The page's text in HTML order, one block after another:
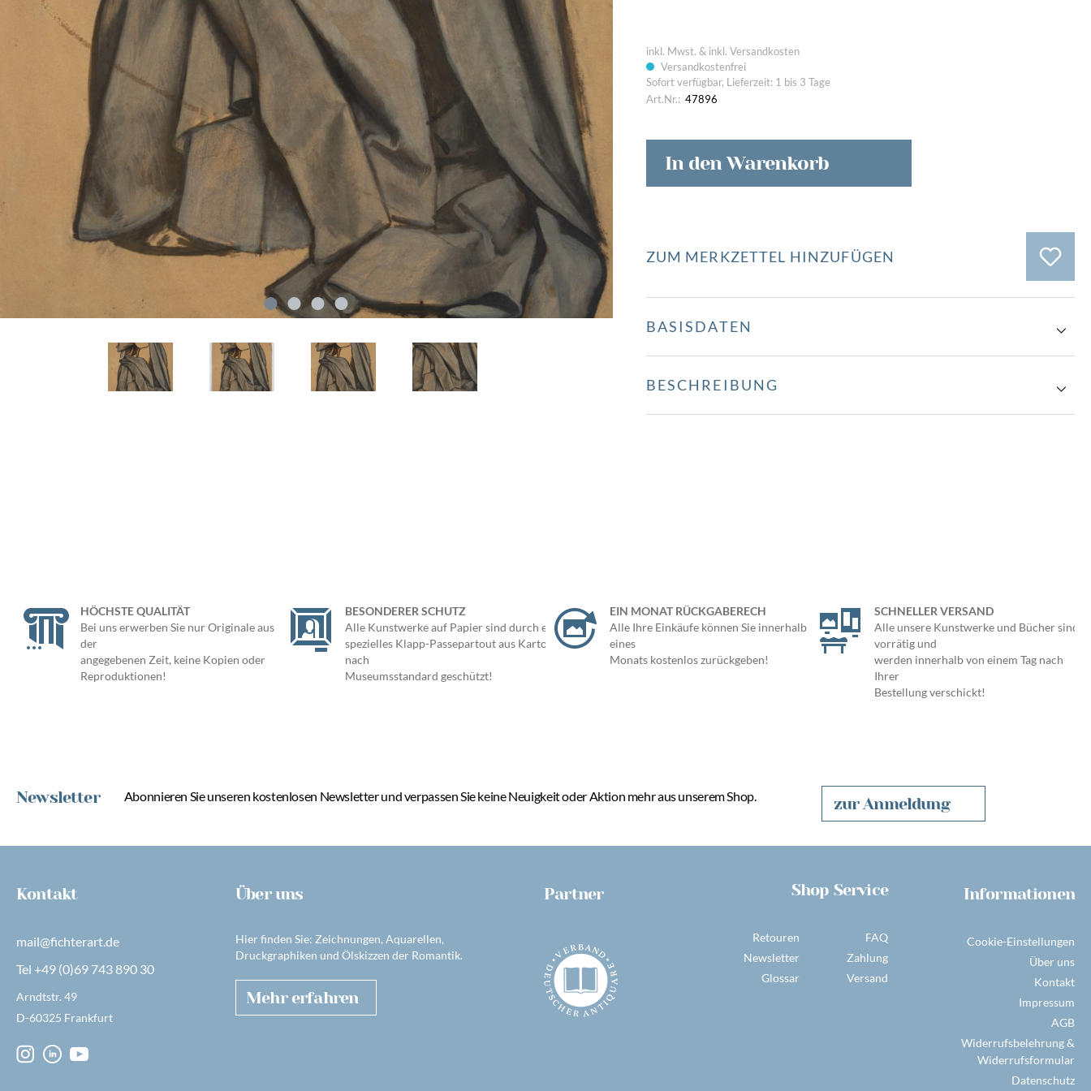
Bilder von Unterwegs Passion
inkl. Mwst. & inkl. Versandkosten
Versandkostenfrei
Sofort verfügbar, Lieferzeit: 1 bis 3 Tage
Art.Nr.: 47896
In den Warenkorb
ZUM MERKZETTEL HINZUFÜGEN
BASISDATEN
BESCHREIBUNG
HÖCHSTE QUALITÄT
Bei uns erwerben Sie nur Originale aus
der
angegebenen Zeit, keine Kopien oder
Reproduktionen!
BESONDERER SCHUTZ
Alle Kunstwerke auf Papier sind durch ein
spezielles Klapp-Passepartout aus Karton
nach
Museumsstandard geschützt!
EIN MONAT RÜCKGABERECH
Alle Ihre Einkäufe können Sie innerhalb
eines
Monats kostenlos zurückgeben!
SCHNELLER VERSAND
Alle unsere Kunstwerke und Bücher sind
vorrätig und
werden innerhalb von einem Tag nach
Ihrer
Bestellung verschickt!
Newsletter Abonnieren Sie unseren kostenlosen Newsletter und verpassen Sie keine Neuigkeit oder Aktion mehr aus unserem Shop. zur Anmeldung
Kontakt
mail@fichterart.de
Tel +49 (0)69 743 890 30
Arndtstr. 49
D-60325 Frankfurt
Über uns
Hier finden Sie: Zeichnungen, Aquarellen,
Druckgraphiken und Ölskizzen der Romantik.
Mehr erfahren
Partner Shop Service
Retouren
Newsletter
Glossar
FAQ
Zahlung
Versand
Informationen
Cookie-Einstellungen
Über uns
Kontakt
Impressum
AGB
Widerrufsbelehrung &
Widerrufsformular
Datenschutz